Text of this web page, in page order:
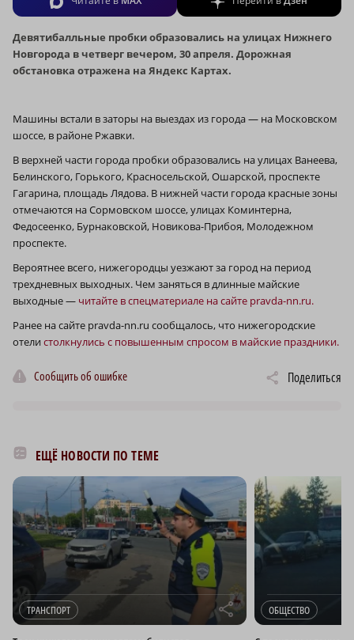
Девятибалльные пробки образовались на улицах Нижнего
Новгорода в четверг вечером, 30 апреля. Дорожная
обстановка отражена на Яндекс Картах.
Машины встали в заторы на выездах из города — на Московском
шоссе, в районе Ржавки.
В верхней части города пробки образовались на улицах Ванеева,
Белинского, Горького, Красносельской, Ошарской, проспекте
Гагарина, площадь Лядова. В нижней части города красные зоны
отмечаются на Сормовском шоссе, улицах Коминтерна,
Федосеенко, Бурнаковской, Новикова-Прибоя, Молодежном
проспекте.
Вероятнее всего, нижегородцы уезжают за город на период
трехдневных выходных. Чем заняться в длинные майские
выходные — читайте в спецматериале на сайте pravda-nn.ru.
Ранее на сайте pravda-nn.ru сообщалось, что нижегородские
отели столкнулись с повышенным спросом в майские праздники.
Сообщить об ошибке Поделиться
ЕЩЁ НОВОСТИ ПО ТЕМЕ
ТРАНСПОРТ r ОБЩЕСТВО